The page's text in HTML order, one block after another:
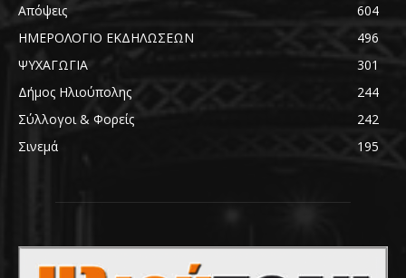
Απόψεις
604
ΗΜΕΡΟΛΟΓΙΟ ΕΚΔΗΛΩΣΕΩΝ
496
ΨΥΧΑΓΩΓΙΑ
301
Δήμος Ηλιούπολης
244
Σύλλογοι & Φορείς
242
Σινεμά
195